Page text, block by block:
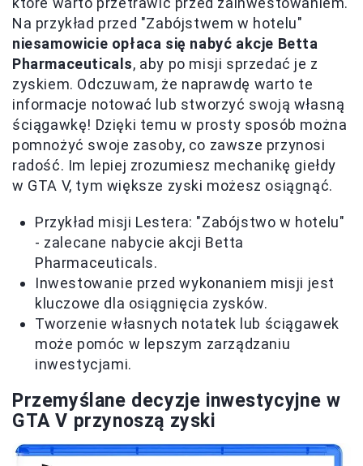
Na przykład przed "Zabójstwem w hotelu"
niesamowicie opłaca się nabyć akcje Betta
Pharmaceuticals, aby po misji sprzedać je z
zyskiem. Odczuwam, że naprawdę warto te
informacje notować lub stworzyć swoją własną
ściągawkę! Dzięki temu w prosty sposób można
pomnożyć swoje zasoby, co zawsze przynosi
radość. Im lepiej zrozumiesz mechanikę giełdy
w GTA V, tym większe zyski możesz osiągnąć.
Przykład misji Lestera: "Zabójstwo w hotelu"
- zalecane nabycie akcji Betta
Pharmaceuticals.
Inwestowanie przed wykonaniem misji jest
kluczowe dla osiągnięcia zysków.
Tworzenie własnych notatek lub ściągawek
może pomóc w lepszym zarządzaniu
inwestycjami.
Przemyślane decyzje inwestycyjne w
GTA V przynoszą zyski